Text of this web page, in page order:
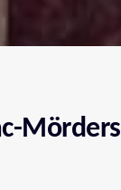
Mörders